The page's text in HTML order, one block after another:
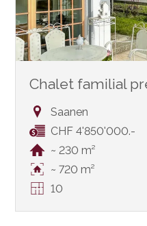
Chalet familial
Saanen
CHF 4'850'000.-
~ 230 m²
~ 720 m²
10